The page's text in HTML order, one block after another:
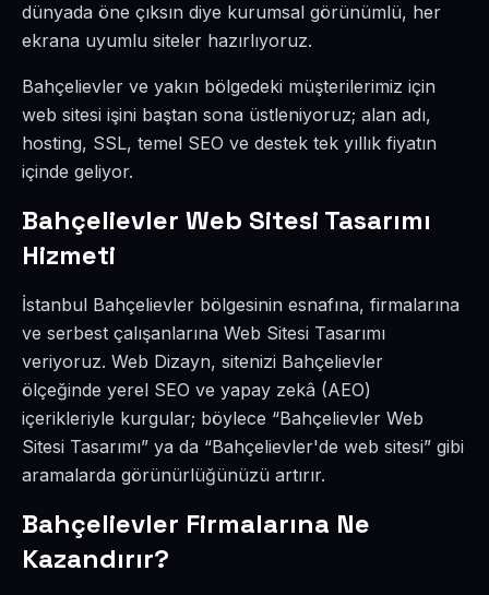
dünyada öne çıksın diye kurumsal görünümlü, her
ekrana uyumlu siteler hazırlıyoruz.
Bahçelievler ve yakın bölgedeki müşterilerimiz için
web sitesi işini baştan sona üstleniyoruz; alan adı,
hosting, SSL, temel SEO ve destek tek yıllık fiyatın
içinde geliyor.
Bahçelievler Web Sitesi Tasarımı
Hizmeti
İstanbul Bahçelievler bölgesinin esnafına, firmalarına
ve serbest çalışanlarına Web Sitesi Tasarımı
veriyoruz. Web Dizayn, sitenizi Bahçelievler
ölçeğinde yerel SEO ve yapay zekâ (AEO)
içerikleriyle kurgular; böylece “Bahçelievler Web
Sitesi Tasarımı” ya da “Bahçelievler'de web sitesi” gibi
aramalarda görünürlüğünüzü artırır.
Bahçelievler Firmalarına Ne
Kazandırır?